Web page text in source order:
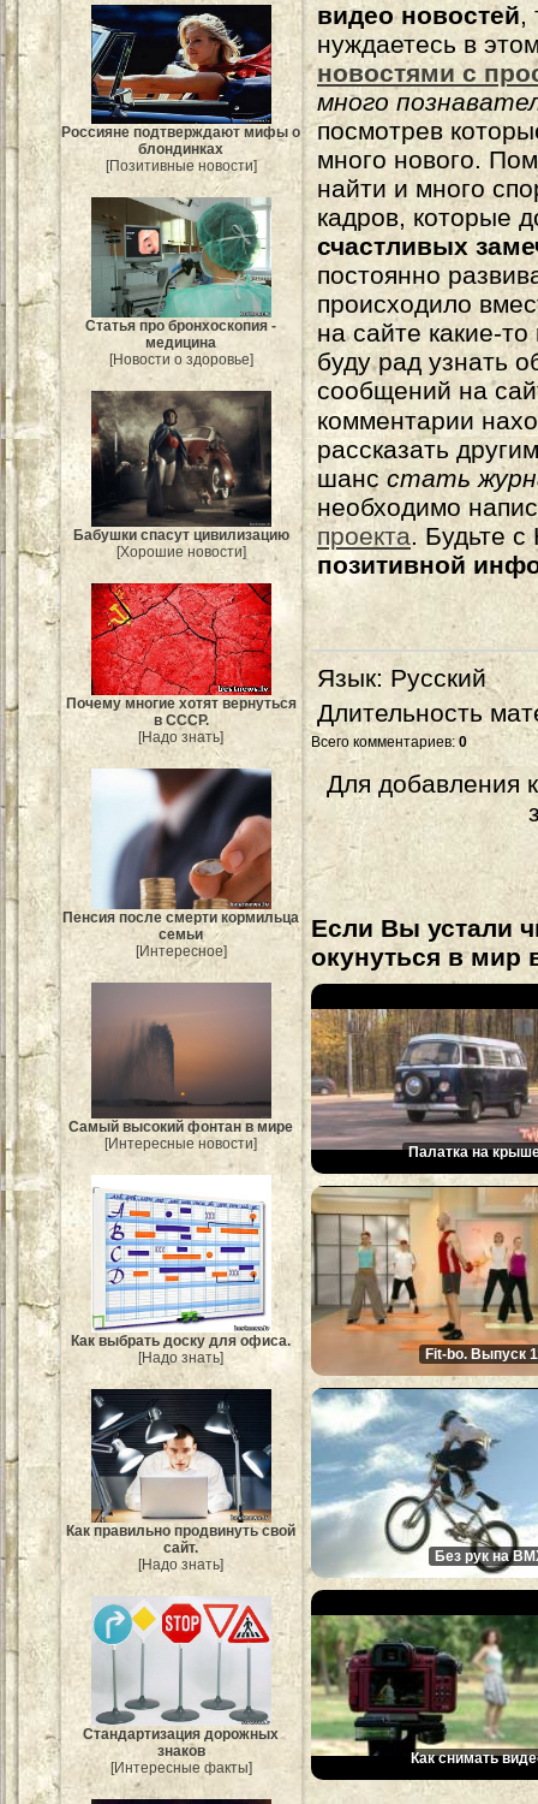
Россияне подтверждают мифы о
блондинках
[Позитивные новости]
Статья про бронхоскопия -
медицина
[Новости о здоровье]
Бабушки спасут цивилизацию
[Хорошие новости]
Почему многие хотят вернуться
в СССР.
[Надо знать]
Пенсия после смерти кормильца
семьи
[Интересное]
Самый высокий фонтан в мире
[Интересные новости]
Как выбрать доску для офиса.
[Надо знать]
Как правильно продвинуть свой
сайт.
[Надо знать]
Стандартизация дорожных
знаков
[Интересные факты]
видео новостей,
нуждаетесь в
новостями с
много
посмотрев
много нового.
найти и много
кадров, которые
счастливых
постоянно
происходило
на сайте какие-
буду рад узнать
сообщений на
комментарии
рассказать
шанс стать
необходимо
проекта. Будьте
позитивной
Язык: Русский
Длительность
Всего комментариев: 0
Для добавления
Если Вы устали
окунуться в мир
Палатка на
Fit-bo. Выпуск
Без рук на
Как снимать